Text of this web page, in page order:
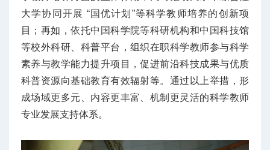
大学协同开展 “国优计划”等科学教师培养的创新项
目；再如，依托中国科学院等科研机构和中国科技馆
等校外科研、科普平台，组织在职科学教师参与科学
素养与教学能力提升项目，促进前沿科技成果与优质
科普资源向基础教育有效辐射等。通过以上举措，形
成场域更多元、内容更丰富、机制更灵活的科学教师
专业发展支持体系。